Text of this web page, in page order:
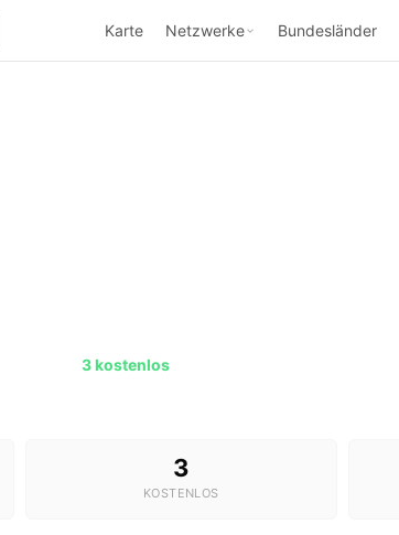
Karte Netzwerke Bundesländer
3 kostenlos
3
KOSTENLOS